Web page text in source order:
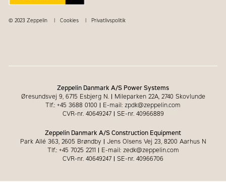
© 2023 Zeppelin Cookies Privatlivspolitik
Zeppelin Danmark A/S Power Systems
Øresundsvej 9, 6715 Esbjerg N. | Mileparken 22A, 2740 Skovlunde
Tlf.: +45 3688 0100 | E-mail: zpdk@zeppelin.com
CVR-nr. 40649247 | SE-nr. 40966889
Zeppelin Danmark A/S Construction Equipment
Park Allé 363, 2605 Brøndby | Jens Olsens Vej 23, 8200 Aarhus N
Tlf.: +45 7025 2211 | E-mail: zedk@zeppelin.com
CVR-nr. 40649247 | SE-nr. 40966706